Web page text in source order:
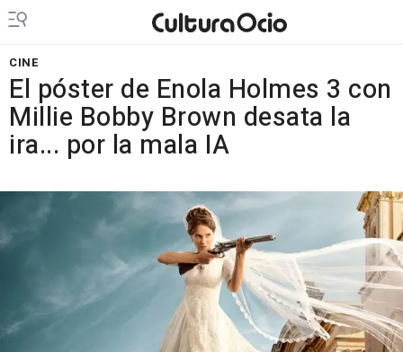
CINE
El póster de Enola Holmes 3 con
Millie Bobby Brown desata la
ira... por la mala IA